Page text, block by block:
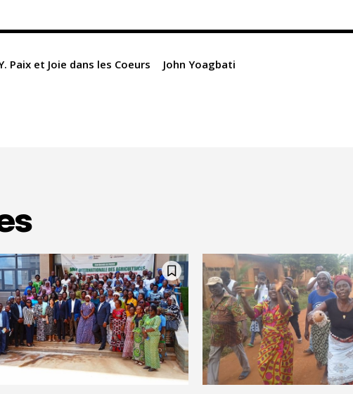
Paix et Joie dans les Coeurs John Yoagbati